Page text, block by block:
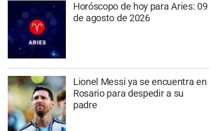
Horóscopo de hoy para Aries: 09
de agosto de 2026
Lionel Messi ya se encuentra en
Rosario para despedir a su
padre